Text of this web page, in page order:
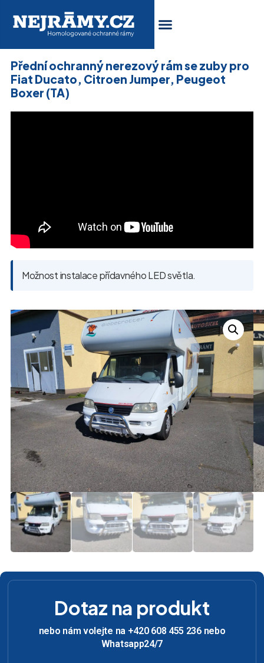
Přední ochranný nerezový rám se zuby pro
Fiat Ducato, Citroen Jumper, Peugeot
Boxer (TA)
Možnost instalace přídavného LED světla.
Dotaz na produkt
nebo nám volejte na +420 608 455 236 nebo
Whatsapp24/7